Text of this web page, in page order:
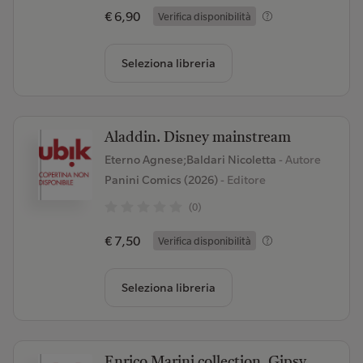
€ 6,90 Verifica disponibilità
Seleziona libreria
Aladdin. Disney mainstream
Eterno Agnese;Baldari Nicoletta - Autore
Panini Comics (2026)- Editore
(0)
€ 7,50 Verifica disponibilità
Seleziona libreria